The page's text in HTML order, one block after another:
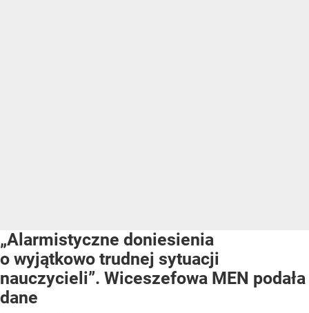
„Alarmistyczne doniesienia
o wyjątkowo trudnej sytuacji
nauczycieli”. Wiceszefowa MEN podała
dane